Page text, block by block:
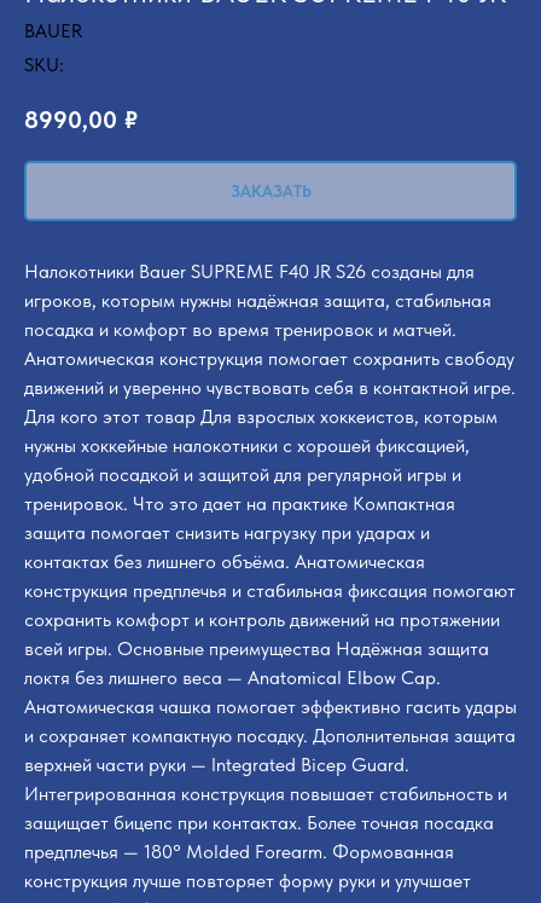
BAUER
SKU:
8990,00 ₽
ЗАКАЗАТЬ
Налокотники Bauer SUPREME F40 JR S26 созданы для
игроков, которым нужны надёжная защита, стабильная
посадка и комфорт во время тренировок и матчей.
Анатомическая конструкция помогает сохранить свободу
движений и уверенно чувствовать себя в контактной игре.
Для кого этот товар Для взрослых хоккеистов, которым
нужны хоккейные налокотники с хорошей фиксацией,
удобной посадкой и защитой для регулярной игры и
тренировок. Что это дает на практике Компактная
защита помогает снизить нагрузку при ударах и
контактах без лишнего объёма. Анатомическая
конструкция предплечья и стабильная фиксация помогают
сохранить комфорт и контроль движений на протяжении
всей игры. Основные преимущества Надёжная защита
локтя без лишнего веса — Anatomical Elbow Cap.
Анатомическая чашка помогает эффективно гасить удары
и сохраняет компактную посадку. Дополнительная защита
верхней части руки — Integrated Bicep Guard.
Интегрированная конструкция повышает стабильность и
защищает бицепс при контактах. Более точная посадка
предплечья — 180° Molded Forearm. Формованная
конструкция лучше повторяет форму руки и улучшает